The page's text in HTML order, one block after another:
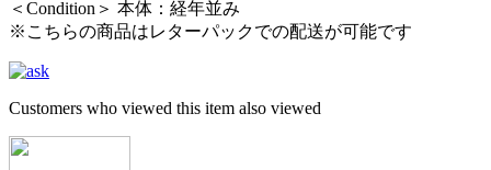
＜Condition＞ 本体：経年並み
※こちらの商品はレターパックでの配送が可能です
Customers who viewed this item also viewed